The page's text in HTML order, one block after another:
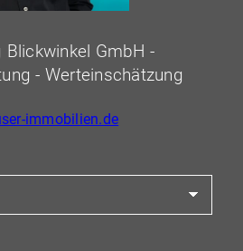
GmbH -
- Werteinschätzung
immobilien.de